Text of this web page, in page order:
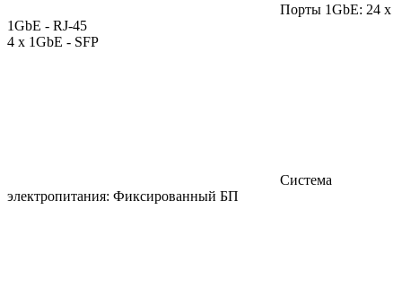
Порты 1GbE: 24 x
1GbE - RJ-45
4 x 1GbE - SFP
Система
электропитания: Фиксированный БП